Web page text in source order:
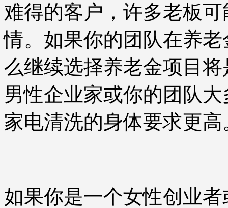
难得的客户，许多老板
情。如果你的团队在养
么继续选择养老金项目
男性企业家或你的团队
家电清洗的身体要求更高
如果你是一个女性创业